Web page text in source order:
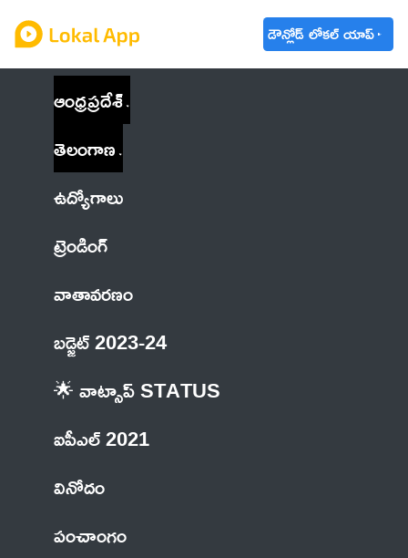
డౌన్లోడ్ లోకల్ యాప్
ఆంధ్రప్రదేశ్
తెలంగాణ
ఉద్యోగాలు
ట్రెండింగ్
వాతావరణం
బడ్జెట్ 2023-24
🌟 వాట్సాప్ STATUS
ఐపీఎల్ 2021
వినోదం
పంచాంగం